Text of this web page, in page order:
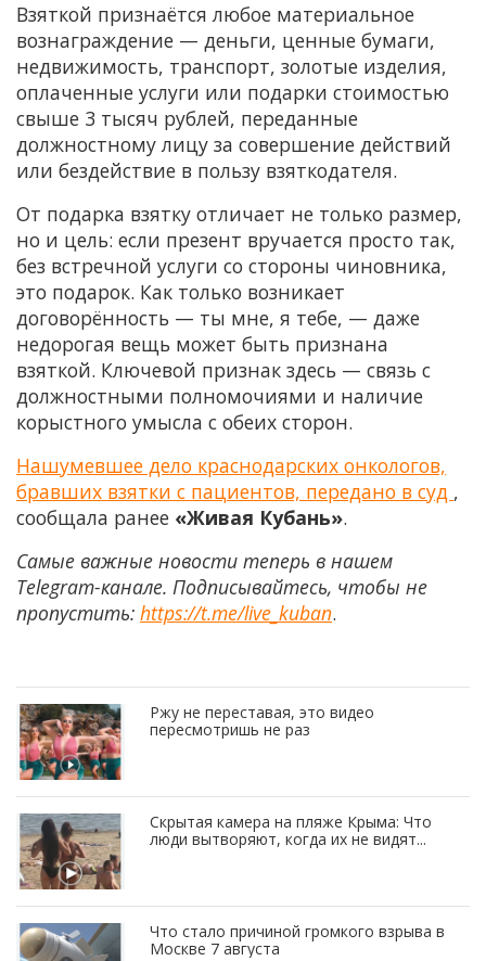
Взяткой признаётся любое материальное
вознаграждение — деньги, ценные бумаги,
недвижимость, транспорт, золотые изделия,
оплаченные услуги или подарки стоимостью
свыше 3 тысяч рублей, переданные
должностному лицу за совершение действий
или бездействие в пользу взяткодателя.
От подарка взятку отличает не только размер,
но и цель: если презент вручается просто так,
без встречной услуги со стороны чиновника,
это подарок. Как только возникает
договорённость — ты мне, я тебе, — даже
недорогая вещь может быть признана
взяткой. Ключевой признак здесь — связь с
должностными полномочиями и наличие
корыстного умысла с обеих сторон.
Нашумевшее дело краснодарских онкологов,
бравших взятки с пациентов, передано в суд ,
сообщала ранее «Живая Кубань».
Самые важные новости теперь в нашем
Telegram-канале. Подписывайтесь, чтобы не
пропустить: https://t.me/live_kuban.
Ржу не переставая, это видео
пересмотришь не раз
Скрытая камера на пляже Крыма: Что
люди вытворяют, когда их не видят...
Что стало причиной громкого взрыва в
Москве 7 августа